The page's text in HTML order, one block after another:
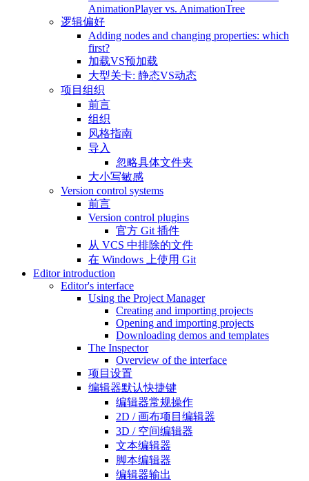
AnimationPlayer vs. AnimationTree
逻辑偏好
Adding nodes and changing properties: which
first?
加载VS预加载
大型关卡: 静态VS动态
项目组织
前言
组织
风格指南
导入
忽略具体文件夹
大小写敏感
Version control systems
前言
Version control plugins
官方 Git 插件
从 VCS 中排除的文件
在 Windows 上使用 Git
Editor introduction
Editor's interface
Using the Project Manager
Creating and importing projects
Opening and importing projects
Downloading demos and templates
The Inspector
Overview of the interface
项目设置
编辑器默认快捷键
编辑器常规操作
2D / 画布项目编辑器
3D / 空间编辑器
文本编辑器
脚本编辑器
编辑器输出